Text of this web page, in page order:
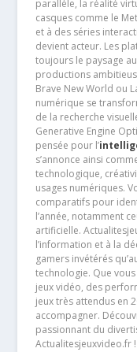
parallèle, la réalité
casques comme le
et à des séries
devient acteur. Les
toujours le paysage
productions
Brave New World ou
numérique se
de la recherche
Generative Engine
pensée pour l’
s’annonce ainsi
technologique,
usages numériques.
comparatifs pour
l’année, notamment
artificielle.
l’information et à la
gamers invétérés
technologie. Que
jeux vidéo, des
jeux très attendus en
accompagner.
passionnant du
Actualitesjeuxvideo.fr !